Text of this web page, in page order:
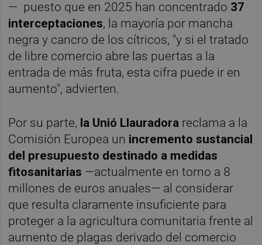
— puesto que en 2025 han concentrado 37
interceptaciones, la mayoría por mancha
negra y cancro de los cítricos, "y si el tratado
de libre comercio abre las puertas a la
entrada de más fruta, esta cifra puede ir en
aumento", advierten.
Por su parte, la Unió Llauradora reclama a la
Comisión Europea un incremento sustancial
del presupuesto destinado a medidas
fitosanitarias —actualmente en torno a 8
millones de euros anuales— al considerar
que resulta claramente insuficiente para
proteger a la agricultura comunitaria frente al
aumento de plagas derivado del comercio